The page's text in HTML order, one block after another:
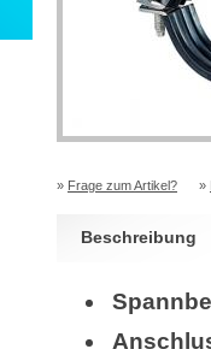
» Frage zum Artikel? »
Beschreibung